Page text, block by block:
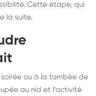
Cette étape, qui
la suite.
ou à la tombée de
au nid et l’activité